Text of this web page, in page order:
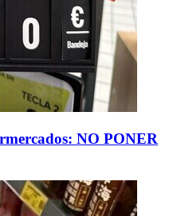
NO PONER